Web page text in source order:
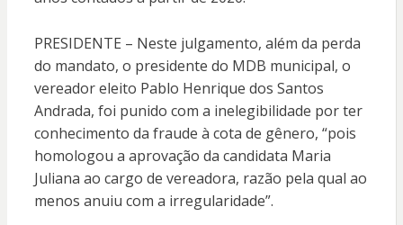
PRESIDENTE – Neste julgamento, além da perda
do mandato, o presidente do MDB municipal, o
vereador eleito Pablo Henrique dos Santos
Andrada, foi punido com a inelegibilidade por ter
conhecimento da fraude à cota de gênero, “pois
homologou a aprovação da candidata Maria
Juliana ao cargo de vereadora, razão pela qual ao
menos anuiu com a irregularidade”.